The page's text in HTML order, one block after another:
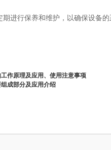
行保养和维护，以确保设备的
作原理及应用、使用注意事项
成部分及应用介绍